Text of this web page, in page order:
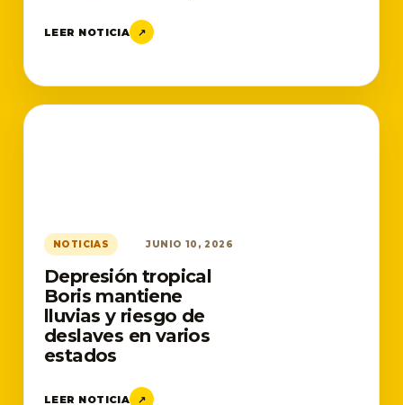
LEER NOTICIA ↗
NOTICIAS JUNIO 10, 2026
Depresión tropical
Boris mantiene
lluvias y riesgo de
deslaves en varios
estados
LEER NOTICIA ↗